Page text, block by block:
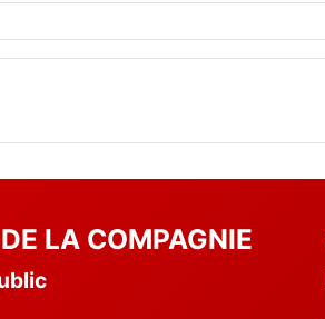
LA COMPAGNIE